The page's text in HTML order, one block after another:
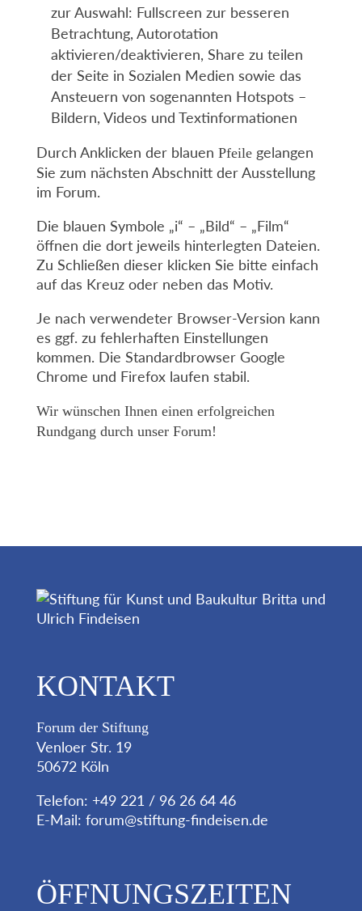
zur Auswahl: Fullscreen zur besseren
Betrachtung, Autorotation
aktivieren/deaktivieren, Share zu teilen
der Seite in Sozialen Medien sowie das
Ansteuern von sogenannten Hotspots –
Bildern, Videos und Textinformationen
Durch Anklicken der blauen Pfeilegelangen
Sie zum nächsten Abschnitt der Ausstellung
im Forum.
Die blauen Symbole „i“ – „Bild“ – „Film“
öffnen die dort jeweils hinterlegten Dateien.
Zu Schließen dieser klicken Sie bitte einfach
auf das Kreuz oder neben das Motiv.
Je nach verwendeter Browser-Version kann
es ggf. zu fehlerhaften Einstellungen
kommen. Die Standardbrowser Google
Chrome und Firefox laufen stabil.
Wir wünschen Ihnen einen erfolgreichen
Rundgang durch unser Forum!
KONTAKT
Forum der Stiftung
Venloer Str. 19
50672 Köln
Telefon: +49 221 / 96 26 64 46
E-Mail: forum@stiftung-findeisen.de
ÖFFNUNGSZEITEN